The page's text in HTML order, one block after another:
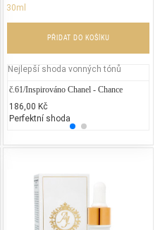
Victoria's Secret - Bombshell
3.600,00 Kč
25% běžných vonných tónů
30ml
PŘIDAT DO KOŠÍKU
Nejlepší shoda vonných tónů
č.61/Inspirováno Chanel - Chance
186,00 Kč
Perfektní shoda